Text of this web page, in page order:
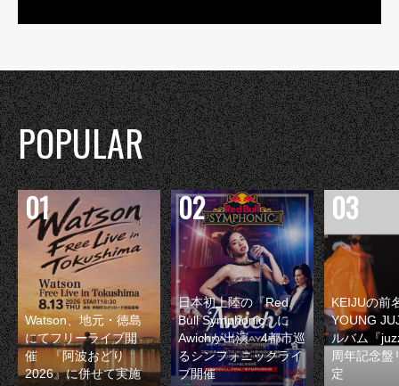
POPULAR
Watson、地元・徳島
にてフリーライブ開
催 『阿波おどり
2026』に併せて実施
日本初上陸の『Red
Bull Symphonic』に
Awichが出演 4都市巡
るシンフォニックライ
ブ開催
KEIJUの前
YOUNG
ルバム『
周年記念盤
定